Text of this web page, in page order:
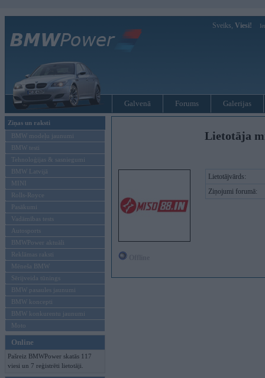
Sveiks, Viesi!
Galvenā Forums Galerijas
Ziņas un raksti
BMW modeļu jaunumi
BMW testi
Tehnoloģijas & sasniegumi
BMW Latvijā
MINI
Rolls-Royce
Pasākumi
Vadāmības tests
Autosports
BMWPower aktuāli
Reklāmas raksti
Mēneša BMW
Sērijveida tūnings
BMW pasaules jaunumi
BMW koncepti
BMW konkurentu jaunumi
Moto
Online
Pašreiz BMWPower skatās 117
viesi un 7 reģistrēti lietotāji.
Lietotāja
Lietotājvārds:
Ziņojumi forumā: